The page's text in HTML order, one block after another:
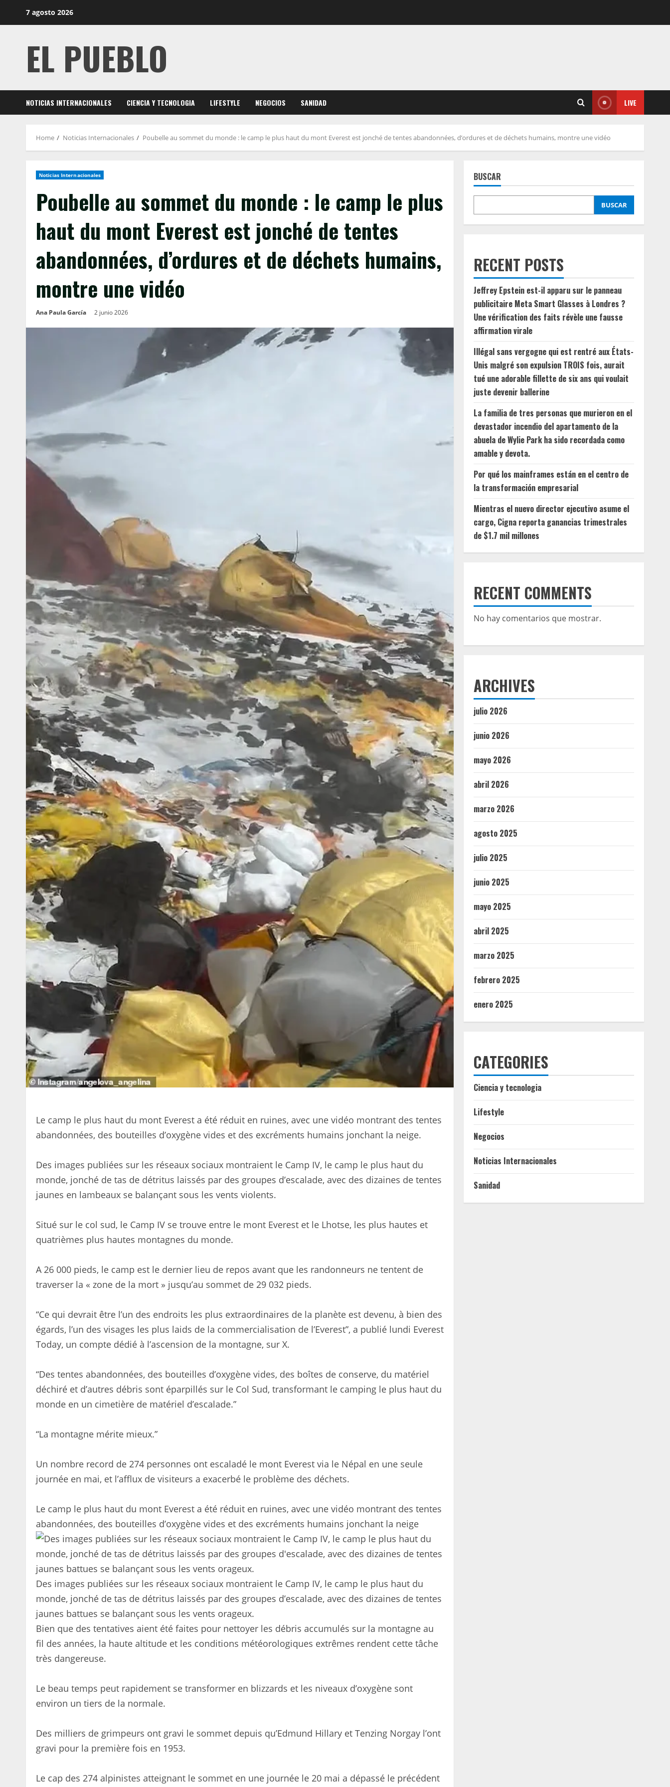
7 agosto 2026
EL PUEBLO
NOTICIAS INTERNACIONALES CIENCIA Y TECNOLOGIA LIFESTYLE NEGOCIOS SANIDAD LIVE
Home Noticias Internacionales Poubelle au sommet du monde : le camp le plus haut du mont Everest est jonché de tentes abandonnées, d’ordures et de déchets humains, montre une vidéo
Noticias Internacionales
Poubelle au sommet du monde : le camp le plus
haut du mont Everest est jonché de tentes
abandonnées, d’ordures et de déchets humains,
montre une vidéo
Ana Paula García 2 junio 2026
Le camp le plus haut du mont Everest a été réduit en ruines, avec une vidéo montrant des tentes
abandonnées, des bouteilles d’oxygène vides et des excréments humains jonchant la neige.
Des images publiées sur les réseaux sociaux montraient le Camp IV, le camp le plus haut du
monde, jonché de tas de détritus laissés par des groupes d’escalade, avec des dizaines de tentes
jaunes en lambeaux se balançant sous les vents violents.
Situé sur le col sud, le Camp IV se trouve entre le mont Everest et le Lhotse, les plus hautes et
quatrièmes plus hautes montagnes du monde.
A 26 000 pieds, le camp est le dernier lieu de repos avant que les randonneurs ne tentent de
traverser la « zone de la mort » jusqu’au sommet de 29 032 pieds.
“Ce qui devrait être l’un des endroits les plus extraordinaires de la planète est devenu, à bien des
égards, l’un des visages les plus laids de la commercialisation de l’Everest”, a publié lundi Everest
Today, un compte dédié à l’ascension de la montagne, sur X.
“Des tentes abandonnées, des bouteilles d’oxygène vides, des boîtes de conserve, du matériel
déchiré et d’autres débris sont éparpillés sur le Col Sud, transformant le camping le plus haut du
monde en un cimetière de matériel d’escalade.”
“La montagne mérite mieux.”
Un nombre record de 274 personnes ont escaladé le mont Everest via le Népal en une seule
journée en mai, et l’afflux de visiteurs a exacerbé le problème des déchets.
Le camp le plus haut du mont Everest a été réduit en ruines, avec une vidéo montrant des tentes
abandonnées, des bouteilles d’oxygène vides et des excréments humains jonchant la neige
Des images publiées sur les réseaux sociaux montraient le Camp IV, le camp le plus haut du
monde, jonché de tas de détritus laissés par des groupes d’escalade, avec des dizaines de tentes
jaunes battues se balançant sous les vents orageux.
Bien que des tentatives aient été faites pour nettoyer les débris accumulés sur la montagne au
fil des années, la haute altitude et les conditions météorologiques extrêmes rendent cette tâche
très dangereuse.
Le beau temps peut rapidement se transformer en blizzards et les niveaux d’oxygène sont
environ un tiers de la normale.
Des milliers de grimpeurs ont gravi le sommet depuis qu’Edmund Hillary et Tenzing Norgay l’ont
gravi pour la première fois en 1953.
Le cap des 274 alpinistes atteignant le sommet en une journée le 20 mai a dépassé le précédent
BUSCAR
BUSCAR
RECENT POSTS
Jeffrey Epstein est-il apparu sur le panneau
publicitaire Meta Smart Glasses à Londres ?
Une vérification des faits révèle une fausse
affirmation virale
Illégal sans vergogne qui est rentré aux États-
Unis malgré son expulsion TROIS fois, aurait
tué une adorable fillette de six ans qui voulait
juste devenir ballerine
La familia de tres personas que murieron en el
devastador incendio del apartamento de la
abuela de Wylie Park ha sido recordada como
amable y devota.
Por qué los mainframes están en el centro de
la transformación empresarial
Mientras el nuevo director ejecutivo asume el
cargo, Cigna reporta ganancias trimestrales
de $1.7 mil millones
RECENT COMMENTS
No hay comentarios que mostrar.
ARCHIVES
julio 2026
junio 2026
mayo 2026
abril 2026
marzo 2026
agosto 2025
julio 2025
junio 2025
mayo 2025
abril 2025
marzo 2025
febrero 2025
enero 2025
CATEGORIES
Ciencia y tecnologia
Lifestyle
Negocios
Noticias Internacionales
Sanidad